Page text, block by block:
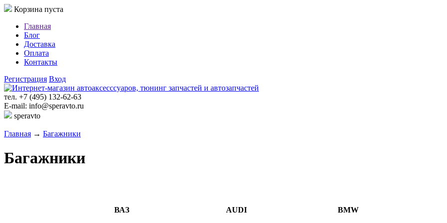
Корзина пуста
Главная
Блог
Доставка
Оплата
Контакты
Регистрация Вход
тел. +7 (495) 132-62-63
E-mail: info@speravto.ru
speravto
Главная → Багажники
Багажники
ВАЗ AUDI BMW